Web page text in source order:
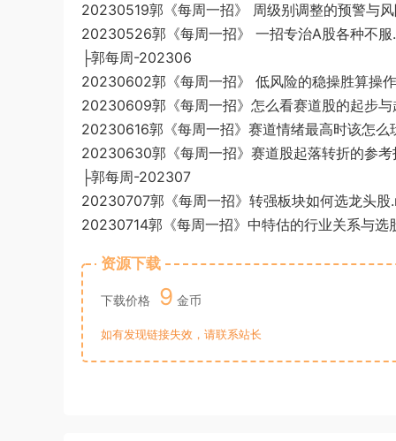
20230519郭《每周一招》 周级别调整的预警与
20230526郭《每周一招》 一招专治A股各种不
├郭每周-202306
20230602郭《每周一招》 低风险的稳操胜算操
20230609郭《每周一招》怎么看赛道股的起步
20230616郭《每周一招》赛道情绪最高时该怎么
20230630郭《每周一招》赛道股起落转折的参
├郭每周-202307
20230707郭《每周一招》转强板块如何选龙头股
20230714郭《每周一招》中特估的行业关系与选
资源下载
下载价格 9 金币
如有发现链接失效，请联系站长